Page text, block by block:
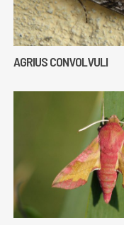
AGRIUS CONVOLVULI